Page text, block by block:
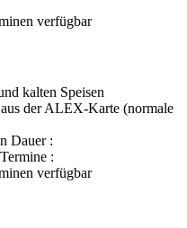
verfügbar
kalten Speisen
der ALEX-Karte (normale
Dauer :
:
verfügbar